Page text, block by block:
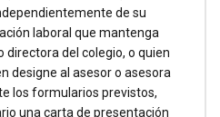
de su
laboral que mantenga
directora del colegio, o quien
designe al asesor o asesora
los formularios previstos,
una carta de presentación